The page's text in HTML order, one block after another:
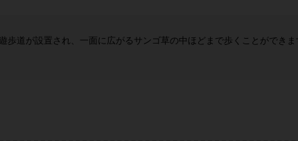
道が設置され、一面に広がるサンゴ草の中ほどまで歩くことができま